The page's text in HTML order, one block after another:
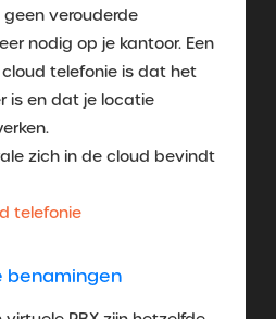
geen verouderde
nodig op je kantoor. Een
telefonie is dat het
is en dat je locatie
zich in de cloud bevindt
telefonie
benamingen